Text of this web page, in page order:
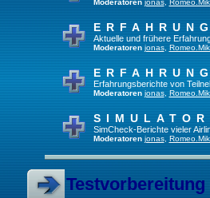
Moderatoren jonas,
Aktuelle und frühere
Moderatoren jonas,
Erfahrungsberichte von
Moderatoren jonas,
SimCheck-Berichte vieler
Moderatoren jonas,